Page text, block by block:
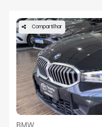
Compartilhar
BMW